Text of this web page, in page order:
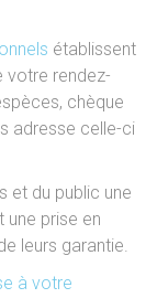
établissent
votre rendez-
chèque
adresse celle-ci
et du public une
une prise en
leurs garantie.
à votre